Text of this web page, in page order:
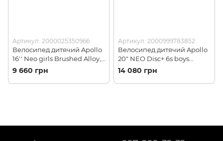
Артикул: 2000025350966
Велосипед дитячий Apollo
16'' Neo girls Brushed Alloy,
Lavender / Purple Fade, One
Size (AP SKD-62-70)
9 660 грн
Артикул: 2000999783852
Велосипед дитячий Apollo
20" NEO Disc+ 6s boys
Brushed Alloy, Red/Black
(AP SKD-67-60)
14 080 грн